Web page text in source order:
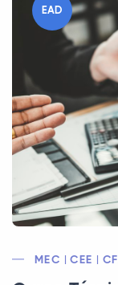
EAD
MEC | CEE |